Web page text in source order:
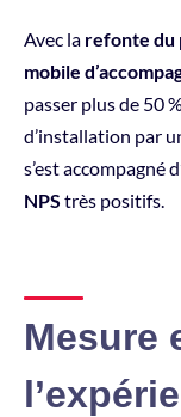
Avec la refonte du
mobile
passer plus de 50
d’installation par
s’est accompagné
NPS très positifs.
Mesure